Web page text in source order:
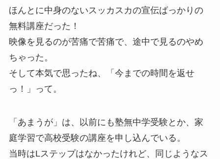
ほんとに中身のないスッカスカの宣伝ばっかりの
無料講座だった！
映像を見るのが苦痛で苦痛で、途中で見るのやめ
ちゃった。
そして本気で思ったね、「今までの時間を返せ
っ！」って。
「あまうが」は、以前にも塾無中学受験とか、家
庭学習で高校受験の講座を申し込んでいる。
当時はLステップはなかったけれど、同じようなス